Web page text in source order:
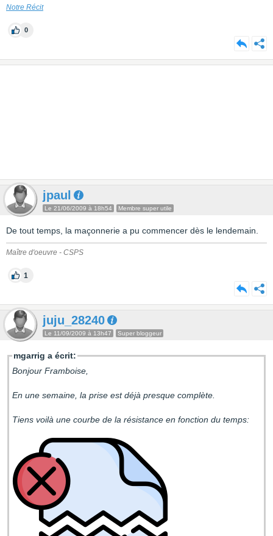
Notre Récit
0
jpaul
Le 21/06/2009 à 18h54 Membre super utile
De tout temps, la maçonnerie a pu commencer dès le lendemain.
Maître d'oeuvre - CSPS
1
juju_28240
Le 11/09/2009 à 13h47 Super bloggeur
mgarrig a écrit:
Bonjour Framboise,
En une semaine, la prise est déjà presque complète.
Tiens voilà une courbe de la résistance en fonction du temps: